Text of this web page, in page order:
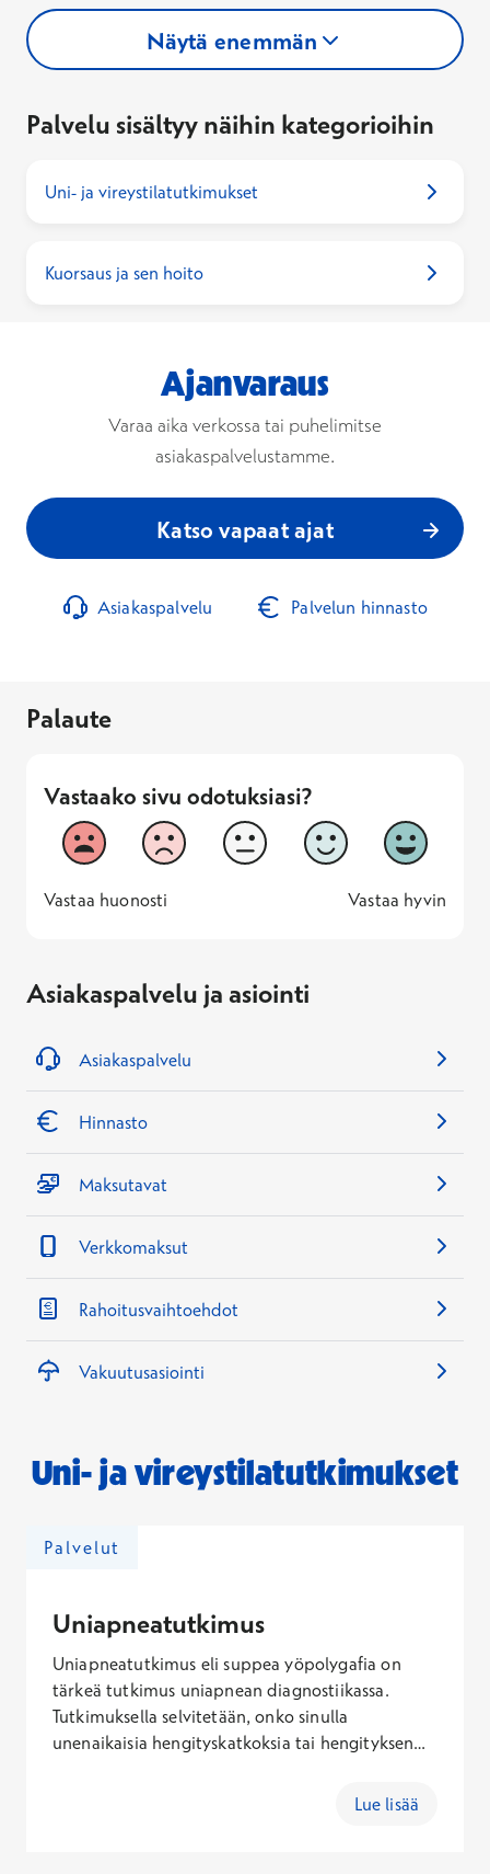
Näytä enemmän
Palvelu sisältyy näihin kategorioihin
Uni- ja vireystilatutkimukset
Kuorsaus ja sen hoito
Ajanvaraus
Varaa aika verkossa tai puhelimitse
asiakaspalvelustamme.
Katso vapaat ajat
Asiakaspalvelu Palvelun hinnasto
Palaute
Vastaako sivu odotuksiasi?
Vastaako sivu odotuksiasi?
1
Vastaa huonosti
2 3 4
5
Vastaa
1 -
Vastaa huonosti
— 5 -
Vastaa hyvin
Asiakaspalvelu ja asiointi
Asiakaspalvelu
Hinnasto
Maksutavat
Verkkomaksut
Rahoitusvaihtoehdot
Vakuutusasiointi
Uni- ja vireystilatutkimukset
Palvelut
Uniapneatutkimus
Uniapneatutkimus eli suppea yöpolygafia on
tärkeä tutkimus uniapnean diagnostiikassa.
Tutkimuksella selvitetään, onko sinulla
unenaikaisia hengityskatkoksia tai hengityksen
suunnitella sinulle parhaan mahdollisenLue lisää